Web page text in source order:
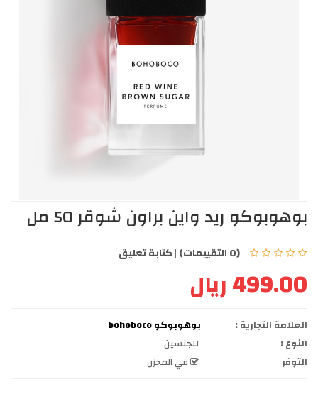
بوهوبوكو ريد واين براون شوقر 50 مل
(0 التقييمات) |كتابة تعليق
499.00 ريال
العلامة التجارية :
بوهوبوكو bohoboco
النوع :
للجنسين
التوفر
في المخزن